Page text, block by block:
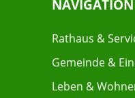
NAVIGATION
Rathaus &
Gemeinde &
Leben &